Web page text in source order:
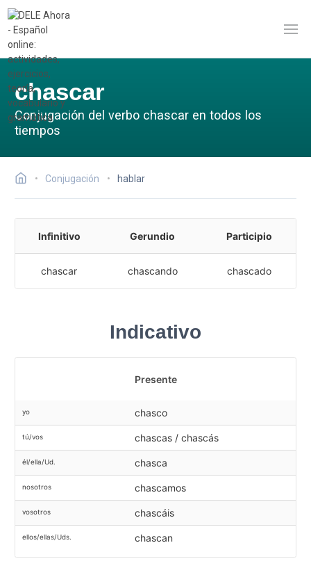
chascar
Conjugación del verbo chascar en todos los
tiempos
Conjugación hablar
Infinitivo Gerundio Participio
chascar chascando chascado
Indicativo
Presente
yo chasco
tú/vos chascas / chascás
él/ella/Ud. chasca
nosotros chascamos
vosotros chascáis
ellos/ellas/Uds. chascan